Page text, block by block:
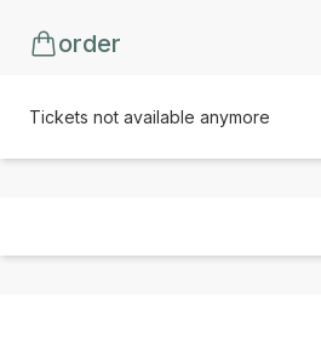
order
Tickets not available anymore